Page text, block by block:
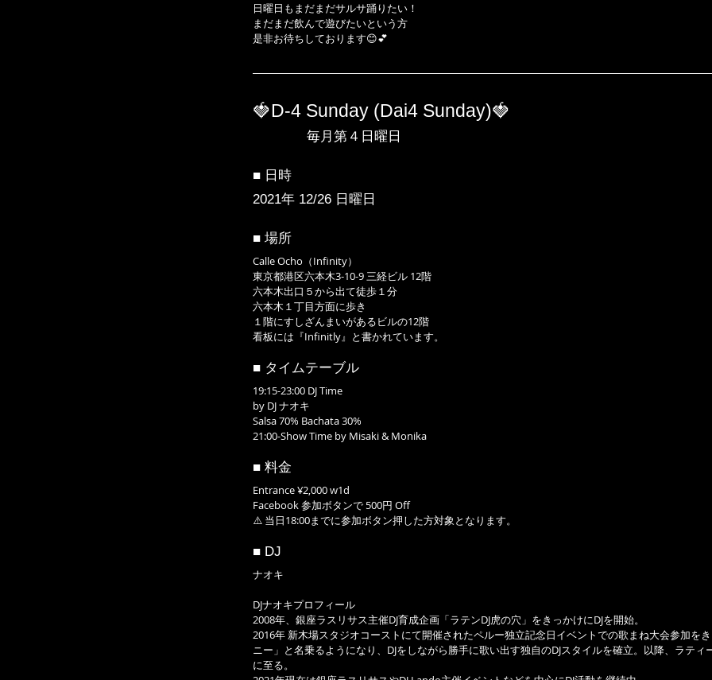
日曜日もまだまだサルサ踊りたい！
まだまだ飲んで遊びたいという方
是非お待ちしております😊💕
🍓D-4 Sunday (Dai4 Sunday)🍓
毎月第４日曜日
■ 日時
2021年 12/26 日曜日
■ 場所
Calle Ocho（Infinity）
東京都港区六本木3-10-9 三経ビル 12階
六本木出口５から出て徒歩１分
六本木１丁目方面に歩き
１階にすしざんまいがあるビルの12階
看板には『Infinitly』と書かれています。
■ タイムテーブル
19:15-23:00 DJ Time
by DJ ナオキ
Salsa 70% Bachata 30%
21:00-Show Time by Misaki & Monika
■ 料金
Entrance ¥2,000 w1d
Facebook 参加ボタンで 500円 Off
⚠️ 当日18:00までに参加ボタン押した方対象となります。
■ DJ
ナオキ
DJナオキプロフィール
2008年、銀座ラスリサス主催DJ育成企画「ラテンDJ虎の穴」をきっかけにDJを開始。
2016年 新木場スタジオコーストにて開催されたペルー独立記念日イベントでの歌まね大会参加を
ニー」と名乗るようになり、DJをしながら勝手に歌い出す独自のDJスタイルを確立。以降、ラテ
に至る。